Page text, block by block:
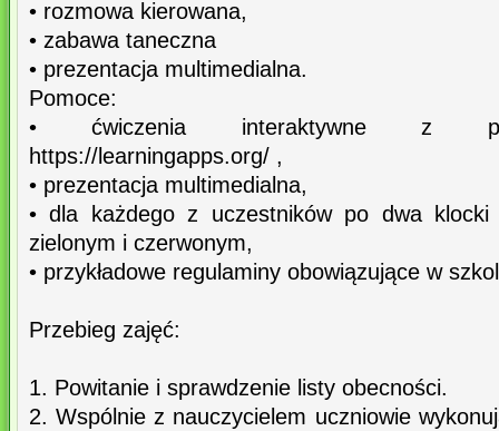
• rozmowa kierowana,
• zabawa taneczna
• prezentacja multimedialna.
Pomoce:
• ćwiczenia interaktywne z
https://learningapps.org/ ,
• prezentacja multimedialna,
• dla każdego z uczestników po dwa
zielonym i czerwonym,
• przykładowe regulaminy obowiązujące w
Przebieg zajęć:
1. Powitanie i sprawdzenie listy obecności.
2. Wspólnie z nauczycielem uczniowie